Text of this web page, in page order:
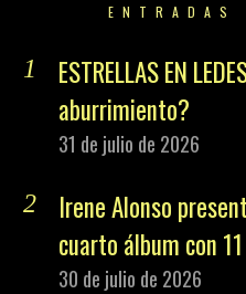
ENTRADAS
ESTRELLAS EN
aburrimiento?
31 de julio de 2026
Irene Alonso
cuarto álbum con
30 de julio de 2026